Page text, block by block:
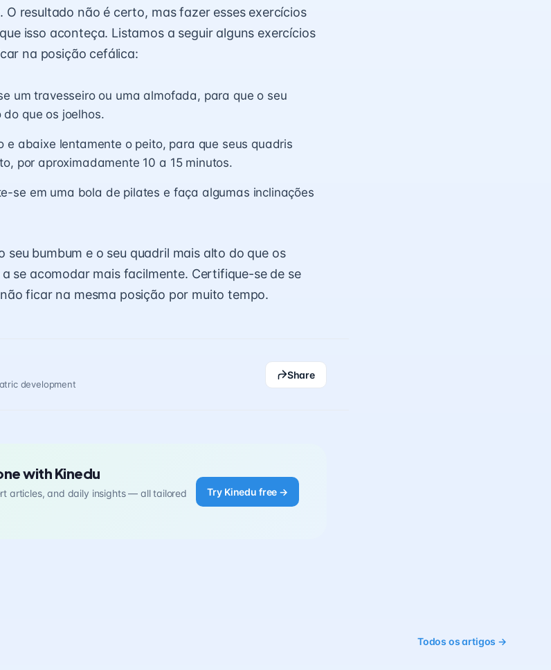
resultado não é certo, mas fazer esses exercícios
isso aconteça. Listamos a seguir alguns exercícios
na posição cefálica:
um travesseiro ou uma almofada, para que o seu
que os joelhos.
e abaixe lentamente o peito, para que seus quadris
por aproximadamente 10 a 15 minutos.
se em uma bola de pilates e faça algumas inclinações
seu bumbum e o seu quadril mais alto do que os
se acomodar mais facilmente. Certifique-se de se
ficar na mesma posição por muito tempo.
development
Share
with Kinedu
articles, and daily insights — all tailored
Try Kinedu free →
Todos os artigos →